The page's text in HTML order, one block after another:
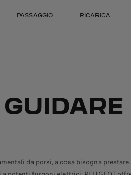
PASSAGGIO RICARICA
da porsi, a cosa bisogna